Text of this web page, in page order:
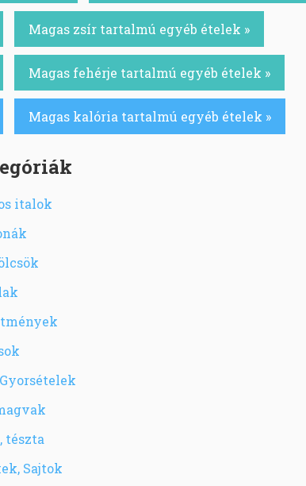
Magas zsír tartalmú egyéb ételek »
Magas fehérje tartalmú egyéb ételek »
Magas kalória tartalmú egyéb ételek »
italok
tészta
Sajtok